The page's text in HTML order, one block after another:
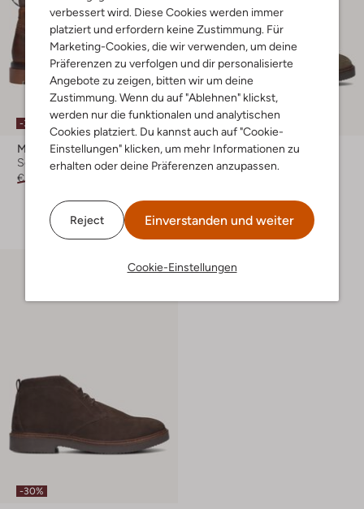
verbessert wird. Diese Cookies werden immer
platziert und erfordern keine Zustimmung. Für
Marketing-Cookies, die wir verwenden, um deine
Präferenzen zu verfolgen und dir personalisierte
Angebote zu zeigen, bitten wir um deine
Zustimmung. Wenn du auf "Ablehnen" klickst,
werden nur die funktionalen und analytischen
Cookies platziert. Du kannst auch auf "Cookie-
Einstellungen" klicken, um mehr Informationen zu
erhalten oder deine Präferenzen anzupassen.
Reject Einverstanden und weiter
Cookie-Einstellungen
-30%
Mazzeltov
Schnürboots
€ 129,95
Mazzeltov
Schnürboots
-30%